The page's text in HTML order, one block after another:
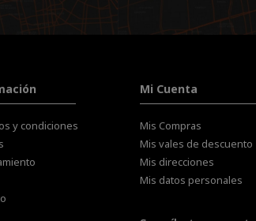
y condiciones
Mi Cuenta
Mis Compras
Mis vales de descuento
Mis direcciones
Mis datos personales